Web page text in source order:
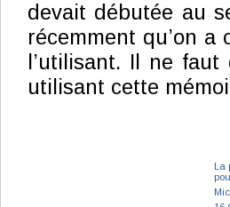
devait débutée au
récemment qu’on a
l’utilisant. Il ne
utilisant cette
La